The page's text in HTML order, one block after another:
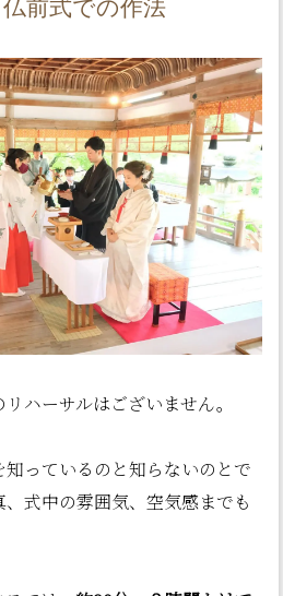
前式での作法
ハーサルはございません。
っているのと知らないのとで
式中の雰囲気、空気感までも